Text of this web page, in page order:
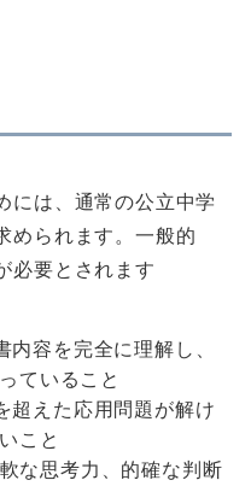
には、通常の公立中学
められます。一般的
必要とされます
容を完全に理解し、
ていること
超えた応用問題が解け
こと
な思考力、的確な判断